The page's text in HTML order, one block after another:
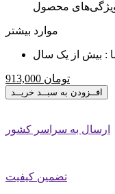
محصول
موارد بیشتر
: بیش از یک سال
913,000 تومان
افــزودن به سبــد خریــد
ارسال به سراسر کشور
تضمین کیفیت